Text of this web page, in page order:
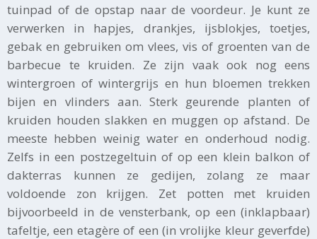
tuinpad of de opstap naar de voordeur. Je kunt ze
verwerken in hapjes, drankjes, ijsblokjes, toetjes,
gebak en gebruiken om vlees, vis of groenten van de
barbecue te kruiden. Ze zijn vaak ook nog eens
wintergroen of wintergrijs en hun bloemen trekken
bijen en vlinders aan. Sterk geurende planten of
kruiden houden slakken en muggen op afstand. De
meeste hebben weinig water en onderhoud nodig.
Zelfs in een postzegeltuin of op een klein balkon of
dakterras kunnen ze gedijen, zolang ze maar
voldoende zon krijgen. Zet potten met kruiden
bijvoorbeeld in de vensterbank, op een (inklapbaar)
tafeltje, een etagère of een (in vrolijke kleur geverfde)